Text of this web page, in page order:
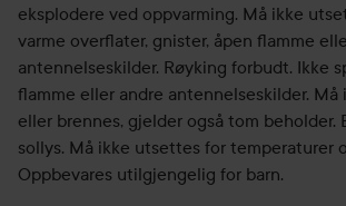
eksplodere ved oppvarming. Må ikke
varme overflater, gnister, åpen flamme
antennelseskilder. Røyking forbudt. Ikke
flamme eller andre antennelseskilder. Må
eller brennes, gjelder også tom beholder.
sollys. Må ikke utsettes for temperaturer
Oppbevares utilgjengelig for barn.